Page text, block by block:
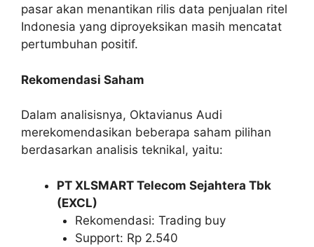
pasar akan menantikan rilis data penjualan ritel
Indonesia yang diproyeksikan masih mencatat
pertumbuhan positif.
Rekomendasi Saham
Dalam analisisnya, Oktavianus Audi
merekomendasikan beberapa saham pilihan
berdasarkan analisis teknikal, yaitu:
PT XLSMART Telecom Sejahtera Tbk
(EXCL)
Rekomendasi: Trading buy
Support: Rp 2.540